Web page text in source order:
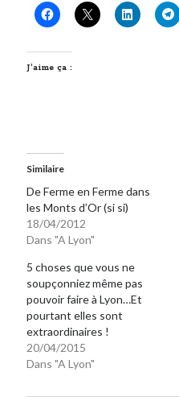
J’aime ça :
Similaire
De Ferme en Ferme dans
les Monts d’Or (si si)
18/04/2012
Dans "A Lyon"
5 choses que vous ne
soupçonniez même pas
pouvoir faire à Lyon…Et
pourtant elles sont
extraordinaires !
20/04/2015
Dans "A Lyon"